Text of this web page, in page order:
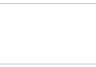
ります。事務